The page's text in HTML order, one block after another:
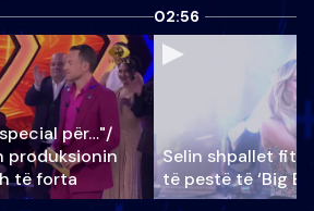
për…"/
produksionin
të forta
02:56
Selin shpallet
të pestë të ‘Big